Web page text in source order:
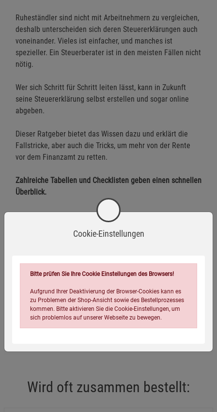
Ruheständler sind nicht mit Arbeitnehmern zu vergleichen,
deshalb unterscheiden sich deren Steuererklärungen auch
voneinander. Vieles ist einfacher, und manches ist
spezieller. Ein Steuerberater ist in den meisten Fällen nicht
nötig.
Wer sich Schritt für Schritt leiten lässt, kann in Zukunft
seine Steuererklärung selbst erstellen und sogar online
abgeben.
Dieser Ratgeber bietet das Wissen dazu und erklärt die
Fallstricke, aber auch die Tricks, um mehr von der Rente
vor dem Finanzamt zu retten.
Zahlreiche Tabellen und Checklisten geben einen schnellen
Überblick.
Herstellerinformationen
Eigenschaften
Softcover, 160 Seiten
Verpackungsgewicht:
Wird oft zusammen bestellt:
Cookie-Einstellungen
Bitte prüfen Sie Ihre Cookie Einstellungen des Browsers!
Aufgrund Ihrer Deaktivierung der Browser-Cookies kann es
zu Problemen der Shop-Ansicht sowie des Bestellprozesses
kommen. Bitte aktivieren Sie die Cookie-Einstellungen, um
sich problemlos auf unserer Webseite zu bewegen.